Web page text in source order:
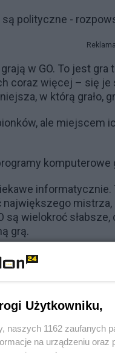
są polityczne -
Reklama
w GO. To jest
więcej – się je
w którą grało,
ale miejscem
komputerowe
są wielokroć
grą.
programy
turniej wygra. Ten
” nauki gry w GO
„pewien czas” to
Użytkowniku,
naszych 1162 zaufanych
na urządzeniu oraz